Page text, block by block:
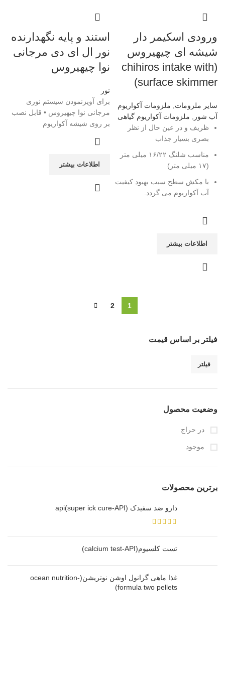
فیلتر بر اساس قیمت
فیلتر
وضعیت محصول
در حراج
موجود
برترین محصولات
دارو ضد سفیدک api(super ick cure-API)
تست کلسیوم(calcium test-API)
غذا ماهی گرانول اوشن نوتریشن(ocean nutrition-
formula two pellets)
ورودی اسکیمر دار
شیشه ای چیهیروس
(chihiros intake with
surface skimmer)
سایر ملزومات, ملزومات آکواریوم
آب شور , ملزومات آکواریوم گیاهی
ظریف و در عین حال از نظر
بصری بسیار جذاب
مناسب شلنگ ۱۶/۲۲ میلی متر
(۱۷ میلی متر)
با مکش سطح سبب بهبود کیفیت
آب آکواریوم می گردد.
اطلاعات بیشتر
استند و پایه نگهدارنده
نور ال ای دی مرجانی
نوا چیهیروس
نور
برای آویزنمودن سیستم نوری
مرجانی نوا چیهیروس • قابل نصب
بر روی شیشه آکواریوم
اطلاعات بیشتر
1
2